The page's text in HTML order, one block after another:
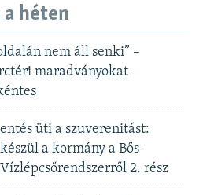
a héten
nem áll senki” –
maradványokat
üti a szuverenitást:
a kormány a Bős-
2. rész